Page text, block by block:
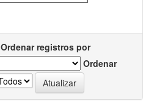
Ordenar registros por
Ordenar